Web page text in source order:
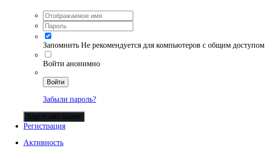
Запомнить Не рекомендуется для компьютеров с общим доступом
Войти анонимно
Войти
Забыли пароль?
Sign in with Steam
Регистрация
Активность